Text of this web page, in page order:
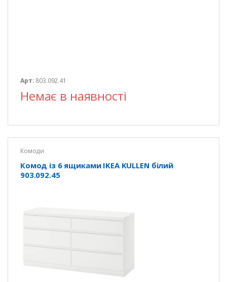
Арт: 803.092.41
Немає в наявності
Комоди
Комод із 6 ящиками IKEA KULLEN білий
903.092.45